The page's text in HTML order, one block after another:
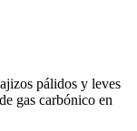
pálidos y leves
gas carbónico en